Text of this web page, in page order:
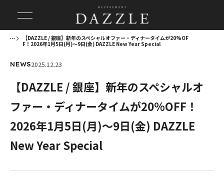
【DAZZLE / 銀座】新年のスペシャルオファー・ディナータイムが20%OF
F！2026年1月5日(月)〜9日(金) DAZZLE New Year Special
NEWS2025.12.23
【DAZZLE / 銀座】新年のスペシャルオ
ファー・ディナータイムが20%OFF！
2026年1月5日(月)〜9日(金) DAZZLE
New Year Special